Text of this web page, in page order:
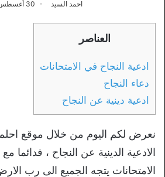
احمد السيد 30 أغسطس، 2021
العناصر
ادعية النجاح في الامتحانات
دعاء النجاح
ادعية دينية عن النجاح
نعرض لكم اليوم من خلال موقع
الادعية الدينية عن النجاح ، فدائما
الامتحانات يتجه الجميع الى رب